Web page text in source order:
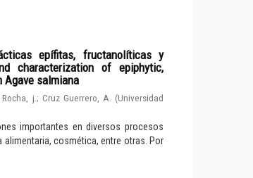
epífitas, fructanolíticas y
characterization of epiphytic,
salmiana
Rocha, j. ; Cruz Guerrero, A. (Universidad
importantes en diversos procesos
cosmética, entre otras. Por